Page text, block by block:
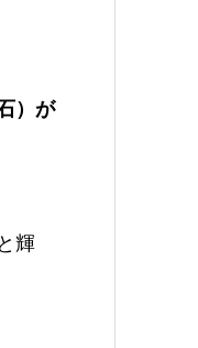
）が
輝